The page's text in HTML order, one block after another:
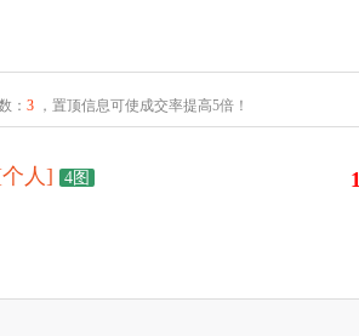
： 3，置顶信息可使成交率提高5倍！
人] 4图